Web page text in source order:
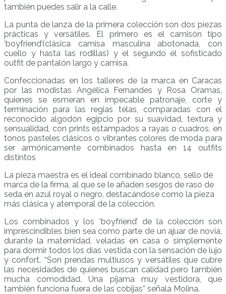
también puedes salir a la calle.
La punta de lanza de la primera colección son dos piezas
prácticas y versátiles. El primero es el camisón tipo
‘boyfriend’(clásica camisa masculina abotonada, con
cuello y hasta las rodillas) y el segundo el sofisticado
outfit de pantalón largo y camisa.
Confeccionadas en los talleres de la marca en Caracas
por las modistas Angélica Fernandes y Rosa Oramas,
quienes se esmeran en impecable patronaje, corte y
terminación para las regias telas, comparadas con el
reconocido algodón egipcio por su suavidad, textura y
sensualidad, con prints estampados a rayas o cuadros, en
tonos pasteles clásicos o vibrantes colores de moda para
ser armónicamente combinados hasta en 14 outfits
distintos
La pieza maestra es el ideal combinado blanco, sello de
marca de la firma, al que se le añaden sesgos de raso de
seda en azul royal o negro, destacándose como la pieza
más clásica y atemporal de la colección.
Los combinados y los ‘boyfriend’ de la colección son
imprescindibles bien sea como parte de un ajuar de novia,
durante la maternidad, veladas en casa o simplemente
para dormir todos los días vestida con la sensación de lujo
y confort. “Son prendas multiusos y versátiles que cubre
las necesidades de quienes buscan calidad pero también
mucha comodidad. Una pijama muy vestidora, que
también funciona fuera de las cobijas” señala Molina.